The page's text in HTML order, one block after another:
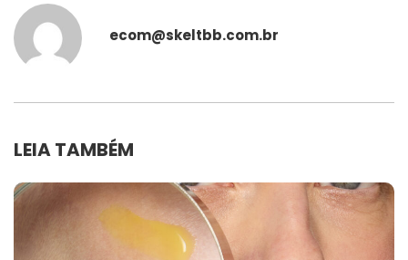
ecom@skeltbb.com.br
LEIA TAMBÉM